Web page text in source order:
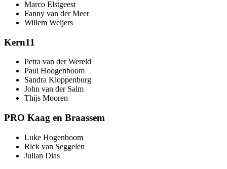
Marco Elstgeest
Fanny van der Meer
Willem Weijers
Kern11
Petra van der Wereld
Paul Hoogenboom
Sandra Kloppenburg
John van der Salm
Thijs Mooren
PRO Kaag en Braassem
Luke Hogenboom
Rick van Seggelen
Julian Dias